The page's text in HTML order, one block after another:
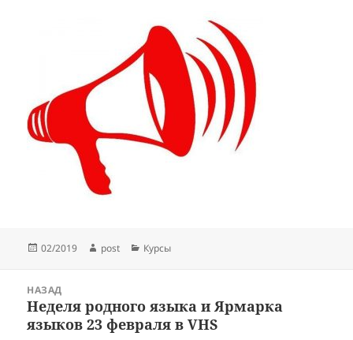
Опубликовано
02/2019 Автор
post Рубрики
Курсы
записям
НАЗАД
Предыдущая
запись:
Неделя родного языка и Ярмарка
языков 23 февраля в VHS